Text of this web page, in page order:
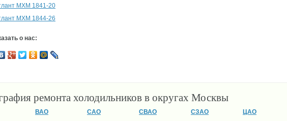
МХМ 1841-20
МХМ 1844-26
о нас:
ремонта холодильников в округах Москвы
ВАО САО СВАО СЗАО ЦАО